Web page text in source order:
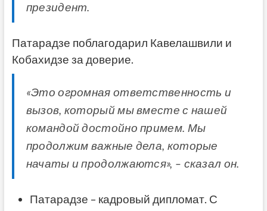
президент.
Патарадзе поблагодарил Кавелашвили и
Кобахидзе за доверие.
«Это огромная ответственность и
вызов, который мы вместе с нашей
командой достойно примем. Мы
продолжим важные дела, которые
начаты и продолжаются», – сказал он.
Патарадзе – кадровый дипломат. С